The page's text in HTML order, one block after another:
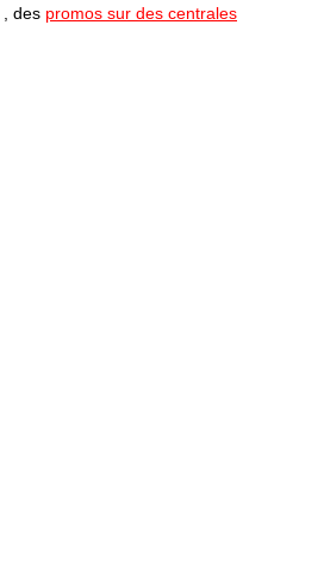
, des promos sur des centrales